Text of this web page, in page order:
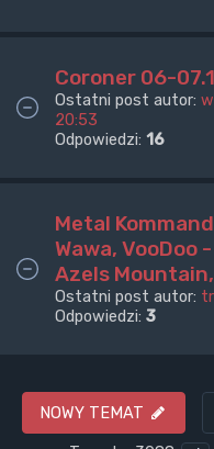
Coroner 06-
Ostatni post autor:
20:53
Odpowiedzi: 16
Metal
Wawa, VooDoo
Azels
Ostatni post autor:
Odpowiedzi: 3
NOWY TEMAT